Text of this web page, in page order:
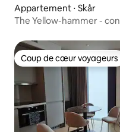
Appartement ⋅ Skår
The Yellow-hammer -
Coup de cœur voyageurs
Coup de cœur voyageurs